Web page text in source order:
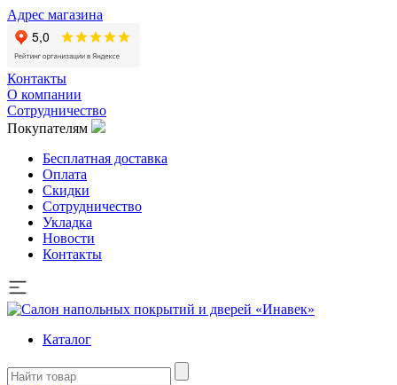
Адрес магазина
Контакты
О компании
Сотрудничество
Покупателям
Бесплатная доставка
Оплата
Скидки
Сотрудничество
Укладка
Новости
Контакты
Каталог